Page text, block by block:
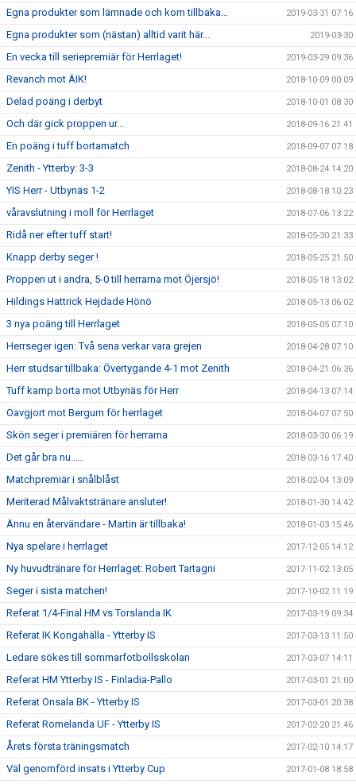
Egna produkter som lämnade och kom tillbaka... 2019-03-31 07:16
Egna produkter som (nästan) alltid varit här... 2019-03-30
En vecka till seriepremiär för Herrlaget! 2019-03-29 09:36
Revanch mot ÄIK! 2018-10-09 00:09
Delad poäng i derbyt 2018-10-01 08:30
Och där gick proppen ur... 2018-09-16 21:41
En poäng i tuff bortamatch 2018-09-07 07:18
Zenith - Ytterby: 3-3 2018-08-24 14:20
YIS Herr - Utbynäs 1-2 2018-08-18 10:23
våravslutning i moll för Herrlaget 2018-07-06 13:22
Ridå ner efter tuff start! 2018-05-30 21:33
Knapp derby seger ! 2018-05-25 21:50
Proppen ut i andra, 5-0 till herrarna mot Öjersjö! 2018-05-18 13:02
Hildings Hattrick Hejdade Hönö 2018-05-13 06:02
3 nya poäng till Herrlaget 2018-05-05 07:10
Herrseger igen: Två sena verkar vara grejen 2018-04-28 07:10
Herr studsar tillbaka: Övertygande 4-1 mot Zenith 2018-04-21 06:36
Tuff kamp borta mot Utbynäs för Herr 2018-04-13 07:14
Oavgjort mot Bergum för herrlaget 2018-04-07 07:50
Skön seger i premiären för herrarna 2018-03-30 06:19
Det går bra nu..... 2018-03-16 17:40
Matchpremiär i snålblåst 2018-02-04 13:09
Meriterad Målvaktstränare ansluter! 2018-01-30 14:42
Ännu en återvändare - Martin är tillbaka! 2018-01-03 15:46
Nya spelare i herrlaget 2017-12-05 14:12
Ny huvudtränare för Herrlaget: Robert Tartagni 2017-11-02 13:05
Seger i sista matchen! 2017-10-02 11:19
Referat 1/4-Final HM vs Torslanda IK 2017-03-19 09:34
Referat IK Kongahälla - Ytterby IS 2017-03-13 11:50
Ledare sökes till sommarfotbollsskolan 2017-03-07 14:11
Referat HM Ytterby IS - Finladia-Pallo 2017-03-01 21:00
Referat Onsala BK - Ytterby IS 2017-03-01 20:38
Referat Romelanda UF - Ytterby IS 2017-02-20 21:46
Årets första träningsmatch 2017-02-10 14:17
Väl genomförd insats i Ytterby Cup 2017-01-08 18:58